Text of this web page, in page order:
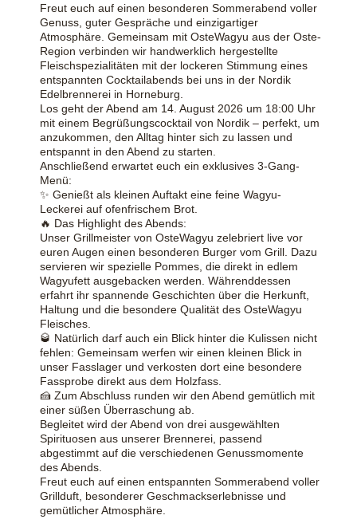
Freut euch auf einen besonderen Sommerabend voller
Genuss, guter Gespräche und einzigartiger
Atmosphäre. Gemeinsam mit OsteWagyu aus der Oste-
Region verbinden wir handwerklich hergestellte
Fleischspezialitäten mit der lockeren Stimmung eines
entspannten Cocktailabends bei uns in der Nordik
Edelbrennerei in Horneburg.
Los geht der Abend am 14. August 2026 um 18:00 Uhr
mit einem Begrüßungscocktail von Nordik – perfekt, um
anzukommen, den Alltag hinter sich zu lassen und
entspannt in den Abend zu starten.
Anschließend erwartet euch ein exklusives 3-Gang-
Menü:
✨ Genießt als kleinen Auftakt eine feine Wagyu-
Leckerei auf ofenfrischem Brot.
🔥 Das Highlight des Abends:
Unser Grillmeister von OsteWagyu zelebriert live vor
euren Augen einen besonderen Burger vom Grill. Dazu
servieren wir spezielle Pommes, die direkt in edlem
Wagyufett ausgebacken werden. Währenddessen
erfahrt ihr spannende Geschichten über die Herkunft,
Haltung und die besondere Qualität des OsteWagyu
Fleisches.
🥃 Natürlich darf auch ein Blick hinter die Kulissen nicht
fehlen: Gemeinsam werfen wir einen kleinen Blick in
unser Fasslager und verkosten dort eine besondere
Fassprobe direkt aus dem Holzfass.
🍰 Zum Abschluss runden wir den Abend gemütlich mit
einer süßen Überraschung ab.
Begleitet wird der Abend von drei ausgewählten
Spirituosen aus unserer Brennerei, passend
abgestimmt auf die verschiedenen Genussmomente
des Abends.
Freut euch auf einen entspannten Sommerabend voller
Grillduft, besonderer Geschmackserlebnisse und
gemütlicher Atmosphäre.